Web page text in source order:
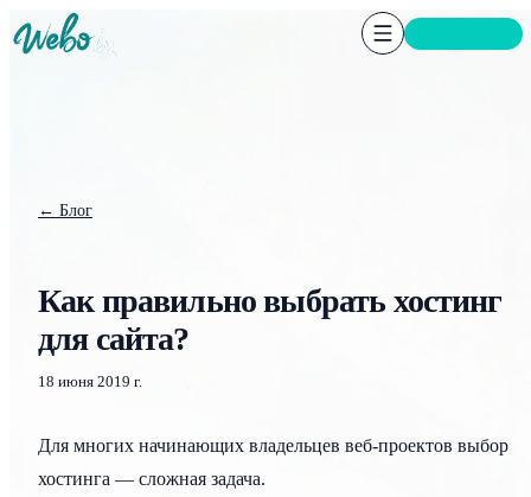
← Блог
Как правильно выбрать хостинг
для сайта?
18 июня 2019 г.
Для многих начинающих владельцев веб-проектов выбор
хостинга — сложная задача.